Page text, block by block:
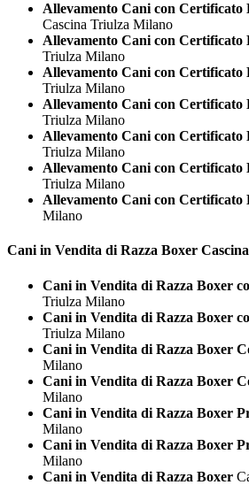
Allevamento Cani con Certificato
Cascina Triulza Milano
Allevamento Cani con Certificato
Triulza Milano
Allevamento Cani con Certificato
Triulza Milano
Allevamento Cani con Certificato
Triulza Milano
Allevamento Cani con Certificato
Triulza Milano
Allevamento Cani con Certificato
Triulza Milano
Allevamento Cani con Certificato
Milano
Cani in Vendita di Razza Boxer
Cani in Vendita di Razza Boxer
Triulza Milano
Cani in Vendita di Razza Boxer
Triulza Milano
Cani in Vendita di Razza Boxer
Milano
Cani in Vendita di Razza Boxer
Milano
Cani in Vendita di Razza Boxer
Milano
Cani in Vendita di Razza Boxer
Milano
Cani in Vendita di Razza Boxer